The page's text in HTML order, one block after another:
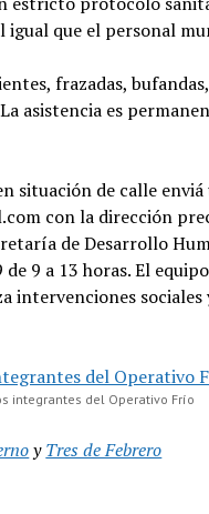
igual que el personal
frazadas,
asistencia es
situación de calle
con la dirección
de Desarrollo
9 a 13 horas. El
intervenciones sociales
integrantes del Operativo Frío
yTres de Febrero